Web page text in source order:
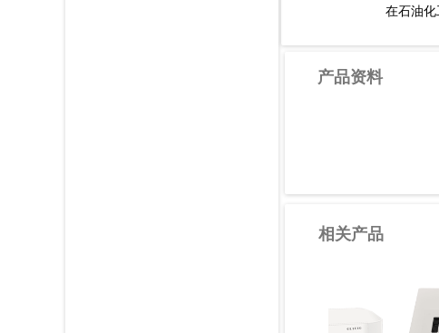
相关产品
在石油化
产品资料